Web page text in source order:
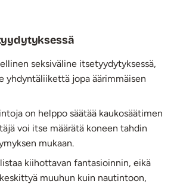
seksiväline itsetyydytyksessä,
yhdyntäliikettä jopa äärimmäisen
on helppo säätää kaukosäätimen
voi itse määrätä koneen tahdin
mukaan.
kiihottavan fantasioinnin, eikä
muuhun kuin nautintoon,